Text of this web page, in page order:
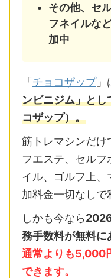
その他、セ
フネイルな
加中
「 チョコザップ」
ンビニジム」と
コザップ）。
筋トレマシンだけ
フエステ、セル
イル、ゴルフ上
加料金一切なしで
しかも今なら
務手数料が無料に
通常よりも5,000
できます。